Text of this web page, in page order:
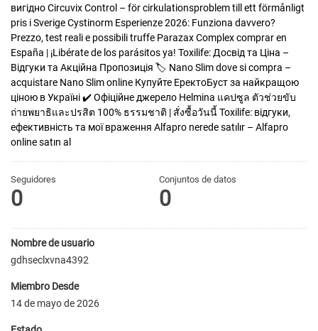
вигідноCircuvix Control – för cirkulationsproblem till ett förmånligt
pris i SverigeCystinorm Esperienze 2026: Funziona davvero?
Prezzo, test reali e possibili truffe Parazax Complex comprar en
España | ¡Libérate de los parásitos ya! Toxilife: Досвід та Ціна –
Відгуки та Акційна Пропозиція 🏷️ Nano Slim dove si compra –
acquistare Nano Slim online Купуйте ЕректоБуст за найкращою
ціною в Україні ✔️ Офіційне джерело Helmina แคปซูล ตัวช่วยขับ
ถ่ายพยาธิและปรสิต 100% ธรรมชาติ | สั่งซื้อวันนี้Toxilife: відгуки,
ефективність та мої враження Alfapro nerede satılır – Alfapro
online satın al
Seguidores
0
Conjuntos de datos
0
Nombre de usuario
gdhseclxvna4392
Miembro Desde
14 de mayo de 2026